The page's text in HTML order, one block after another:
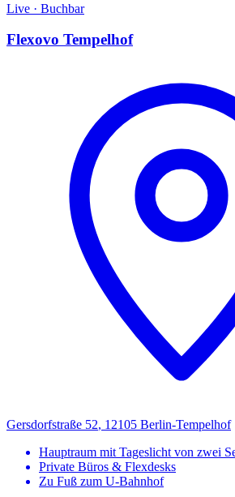
Live · Buchbar
Flexovo Tempelhof
Gersdorfstraße 52, 12105 Berlin-Tempelhof
Hauptraum mit Tageslicht von zwei
Private Büros & Flexdesks
Zu Fuß zum U-Bahnhof